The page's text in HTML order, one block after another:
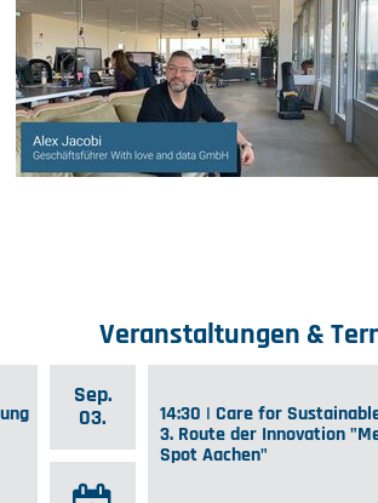
Veranstaltungen &
Sep.
03.
14:30 | Care for
3. Route der Innovation
Spot Aachen"